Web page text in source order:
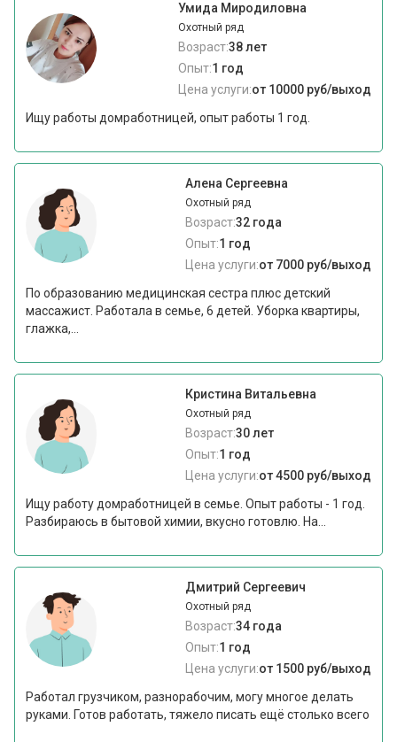
Умида Миродиловна
Охотный ряд
Возраст:38 лет
Опыт:1 год
Цена услуги:от 10000 руб/выход
Ищу работы домработницей, опыт работы 1 год.
Алена Сергеевна
Охотный ряд
Возраст:32 года
Опыт:1 год
Цена услуги:от 7000 руб/выход
По образованию медицинская сестра плюс детский
массажист. Работала в семье, 6 детей. Уборка квартиры,
глажка,...
Кристина Витальевна
Охотный ряд
Возраст:30 лет
Опыт:1 год
Цена услуги:от 4500 руб/выход
Ищу работу домработницей в семье. Опыт работы - 1 год.
Разбираюсь в бытовой химии, вкусно готовлю. На...
Дмитрий Сергеевич
Охотный ряд
Возраст:34 года
Опыт:1 год
Цена услуги:от 1500 руб/выход
Работал грузчиком, разнорабочим, могу многое делать
руками. Готов работать, тяжело писать ещё столько всего